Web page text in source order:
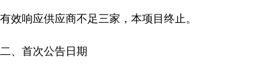
有效响应供应商不足三家，本项目终止。
二、首次公告日期